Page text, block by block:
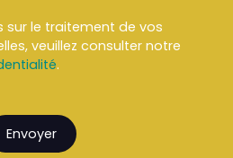
sur le traitement de vos
veuillez consulter notre
.
Envoyer